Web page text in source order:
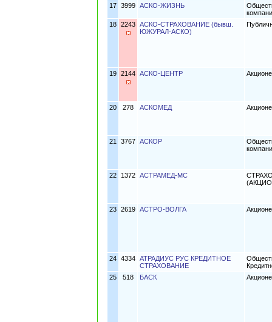
17 3999 АСКО-ЖИЗНЬ
18 2243 АСКО-СТРАХОВАНИЕ (бывш.
ЮЖУРАЛ-АСКО)
19 2144 АСКО-ЦЕНТР
20 278 АСКОМЕД
21 3767 АСКОР
22 1372 АСТРАМЕД-МС
23 2619 АСТРО-ВОЛГА
24 4334 АТРАДИУС РУС КРЕДИТНОЕ
СТРАХОВАНИЕ
25
518 БАСК